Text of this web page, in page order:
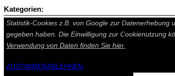
Auf dieser Seite werden technisch notwendige
Statistik-Cookies z.B. von Google zur Datenerhebung
gegeben haben. Die Einwilligung zur Cookienutzung
Verwendung von Daten finden Sie hier.
ZUSTIMMENABLEHNEN
Kategorien: